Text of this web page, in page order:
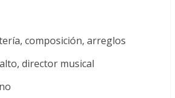
composición, arreglos
director musical